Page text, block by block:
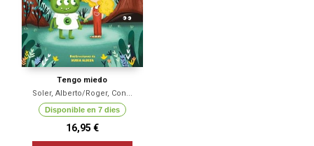
Tengo miedo
Soler, Alberto/Roger, Con...
Disponible en 7 dies
16,95 €